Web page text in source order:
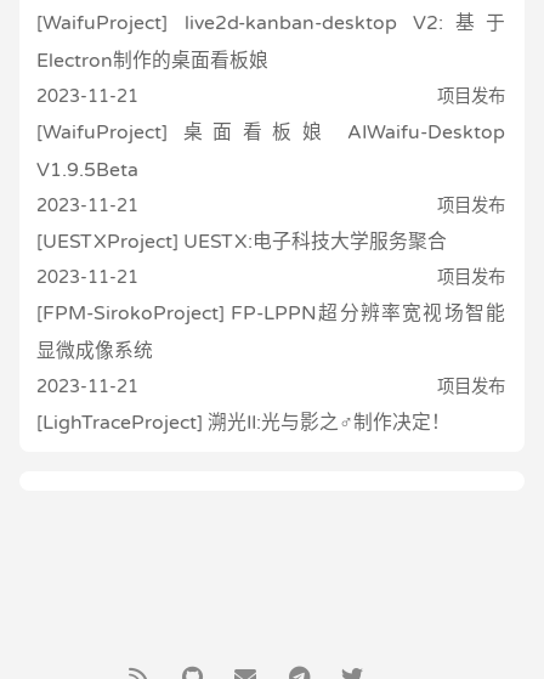
[WaifuProject] live2d-kanban-desktop V2:基于
Electron制作的桌面看板娘
2023-11-21 项目发布
[WaifuProject] 桌面看板娘 AIWaifu-Desktop
V1.9.5Beta
2023-11-21 项目发布
[UESTXProject] UESTX:电子科技大学服务聚合
2023-11-21 项目发布
[FPM-SirokoProject] FP-LPPN超分辨率宽视场智能
显微成像系统
2023-11-21 项目发布
[LighTraceProject] 溯光II:光与影之♂制作决定！